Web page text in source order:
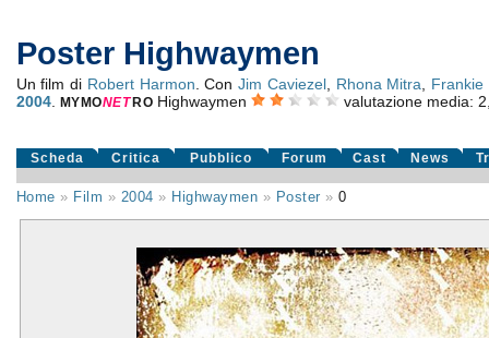
Poster Highwaymen
Un film di Robert Harmon . ConJim Caviezel, Rhona Mitra
Frankie
2004. MYMONET RO Highwaymen valutazione media:
Scheda Critica Pubblico Forum Cast News
Home » Film » 2004 » Highwaymen » Poster »0